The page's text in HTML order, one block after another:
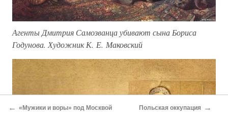
Агенты Дмитрия Самозванца убивают сына Бориса
Годунова. Художник К. Е. Маковский
← «Мужики и воры» под Москвой Польская оккупация →